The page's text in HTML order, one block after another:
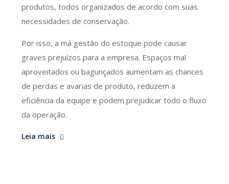
produtos, todos organizados de acordo com suas
necessidades de conservação.
Por isso, a má gestão do estoque pode causar
graves prejuízos para a empresa. Espaços mal
aproveitados ou bagunçados aumentam as chances
de perdas e avarias de produto, reduzem a
eficiência da equipe e podem prejudicar todo o fluxo
da operação.
Leia mais